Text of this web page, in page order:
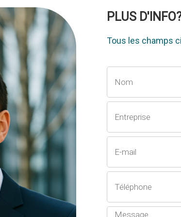
PLUS
Tous les champs